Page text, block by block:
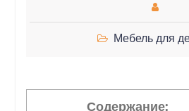
Мебель для
Содержание: